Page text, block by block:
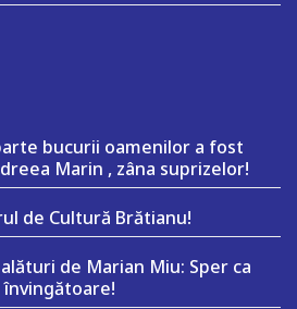
bucurii oamenilor a fost
Marin , zâna suprizelor!
de Cultură Brătianu!
de Marian Miu: Sper ca